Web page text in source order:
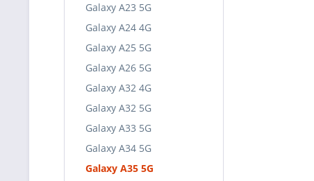
Galaxy A23 5G
Galaxy A24 4G
Galaxy A25 5G
Galaxy A26 5G
Galaxy A32 4G
Galaxy A32 5G
Galaxy A33 5G
Galaxy A34 5G
Galaxy A35 5G